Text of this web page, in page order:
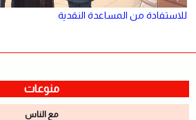
للاستفادة من المساعدة النقدية
منوعات
مع الناس